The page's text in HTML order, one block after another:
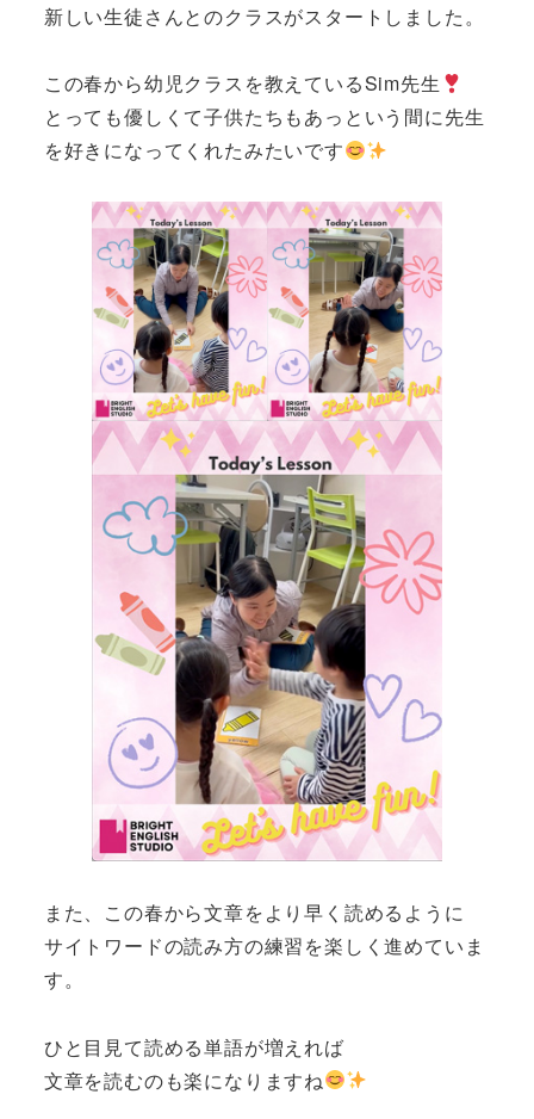
新しい生徒さんとのクラスがスタートしました。
この春から幼児クラスを教えているSim先生
とっても優しくて子供たちもあっという間に先生
を好きになってくれたみたいです
また、この春から文章をより早く読めるように
サイトワードの読み方の練習を楽しく進めていま
す。
ひと目見て読める単語が増えれば
文章を読むのも楽になりますね